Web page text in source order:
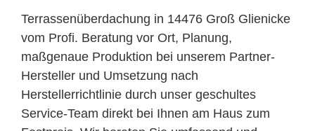
Terrassenüberdachung in 14476 Groß Glienicke
vom Profi. Beratung vor Ort, Planung,
maßgenaue Produktion bei unserem Partner-
Hersteller und Umsetzung nach
Herstellerrichtlinie durch unser geschultes
Service-Team direkt bei Ihnen am Haus zum